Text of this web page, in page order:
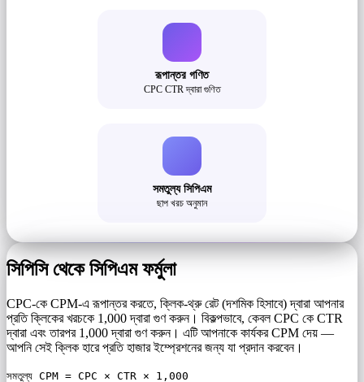
রূপান্তর গণিত
CPC CTR দ্বারা গুণিত
সমতুল্য সিপিএম
ছাপ খরচ অনুমান
সিপিসি থেকে সিপিএম ফর্মুলা
CPC-কে CPM-এ রূপান্তর করতে, ক্লিক-থ্রু রেট (দশমিক হিসাবে) দ্বারা আপনার
প্রতি ক্লিকের খরচকে 1,000 দ্বারা গুণ করুন। বিকল্পভাবে, কেবল CPC কে CTR
দ্বারা এবং তারপর 1,000 দ্বারা গুণ করুন। এটি আপনাকে কার্যকর CPM দেয় —
আপনি সেই ক্লিক হারে প্রতি হাজার ইম্প্রেশনের জন্য যা প্রদান করবেন।
সমতুল্য CPM = CPC × CTR × 1,000